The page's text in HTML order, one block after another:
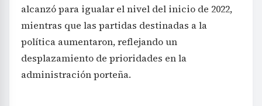
alcanzó para igualar el nivel del inicio de 2022,
mientras que las partidas destinadas a la
política aumentaron, reflejando un
desplazamiento de prioridades en la
administración porteña.